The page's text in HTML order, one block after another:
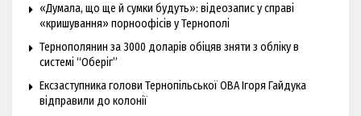
«Думала, що ще й сумки будуть»: відеозапис у справі
«кришування» порноофісів у Тернополі
Тернополянин за 3000 доларів обіцяв зняти з обліку в
системі “Оберіг”
Ексзаступника голови Тернопільської ОВА Ігоря Гайдука
відправили до колонії